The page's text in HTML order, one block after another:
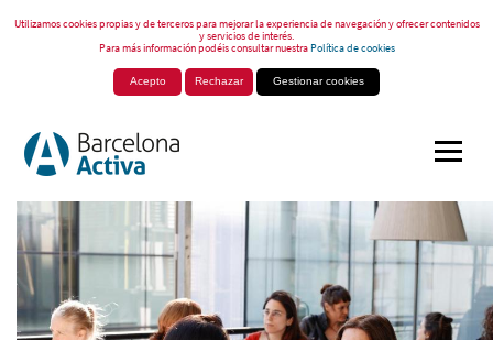
Utilizamos cookies propias y de terceros para mejorar la experiencia de navegación y ofrecer contenidos
y servicios de interés.
Para más información podéis consultar nuestraPolítica de cookies
Acepto Rechazar Gestionar cookies